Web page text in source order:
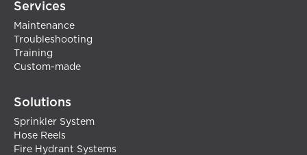
Services
Maintenance
Troubleshooting
Training
Custom-made
Solutions
Sprinkler System
Hose Reels
Fire Hydrant Systems